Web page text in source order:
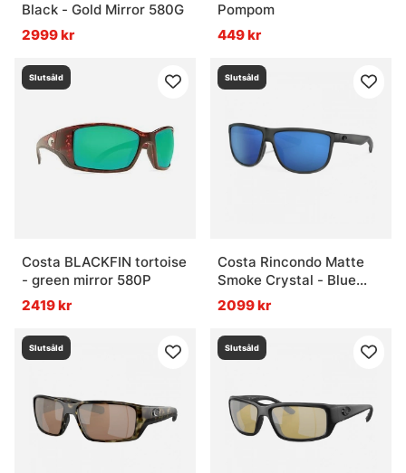
Black - Gold Mirror 580G
2999 kr
Pompom
449 kr
Slutsåld
Costa BLACKFIN tortoise
- green mirror 580P
2419 kr
Slutsåld
Costa Rincondo Matte
Smoke Crystal - Blue
Mirror 580P
2099 kr
Slutsåld Slutsåld